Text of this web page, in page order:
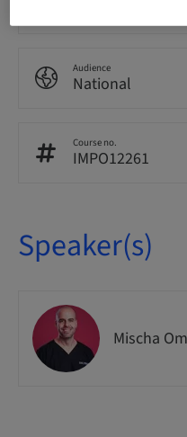
Audience
National
Course no.
IMPO12261
Speaker(s)
Mischa